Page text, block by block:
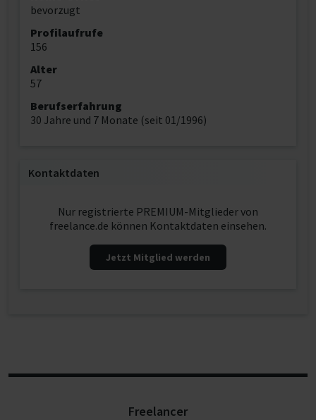
bevorzugt
Profilaufrufe
156
Alter
57
Berufserfahrung
30 Jahre und 7 Monate (seit 01/1996)
Kontaktdaten
Nur registrierte PREMIUM-Mitglieder von
freelance.de können Kontaktdaten einsehen.
Jetzt Mitglied werden
Freelancer